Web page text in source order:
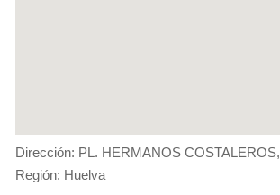
Dirección: PL. HERMANOS
Región: Huelva